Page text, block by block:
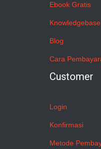
Ebook Gratis
Knowledgebase
Blog
Cara
Customer
Login
Konfirmasi
Metode